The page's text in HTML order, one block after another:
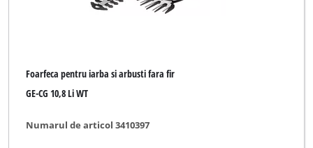
Foarfeca pentru iarba si arbusti fara fir
GE-CG 10,8 Li WT
Numarul de articol 3410397